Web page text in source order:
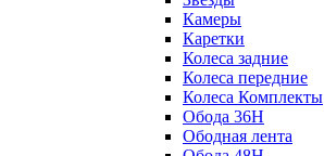
Камеры
Каретки
Колеса задние
Колеса передние
Колеса Комплекты
Обода 36H
Ободная лента